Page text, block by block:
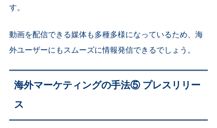
す。
動画を配信できる媒体も多種多様になっているため、海
外ユーザーにもスムーズに情報発信できるでしょう。
海外マーケティングの手法⑤プレスリリー
ス